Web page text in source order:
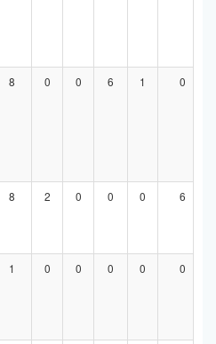
8 0 0 6 1 0
8 2 0 0 0 6
1 0 0 0 0 0